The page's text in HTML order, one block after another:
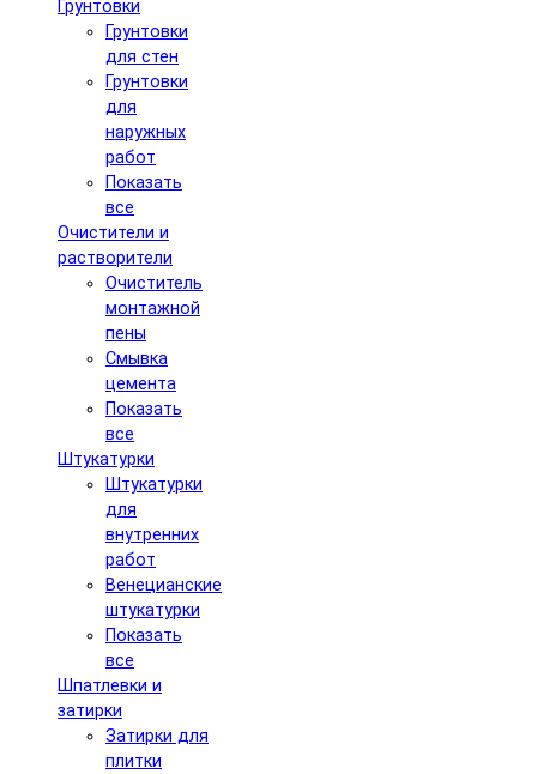
Грунтовки
Грунтовки
для стен
Грунтовки
для
наружных
работ
Показать
все
Очистители и
растворители
Очиститель
монтажной
пены
Смывка
цемента
Показать
все
Штукатурки
Штукатурки
для
внутренних
работ
Венецианские
штукатурки
Показать
все
Шпатлевки и
затирки
Затирки для
плитки